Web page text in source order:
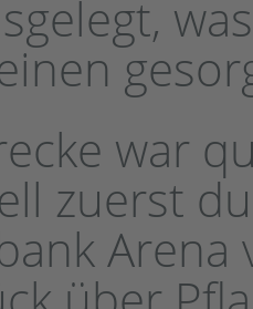
war
zuerst